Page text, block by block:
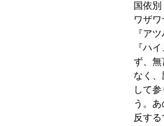
国依
ワザ
『ア
『ハ
ず、無
なく
して
う。
反する